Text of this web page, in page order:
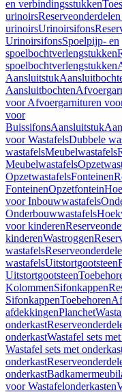
en verbindingsstukken
urinoirs
urinoirsUrinoirsifons
UrinoirsifonsSpoelpijp- en
spoelbochtverlengstukken
spoelbochtverlengstukken
Aansluitstuk
Aansluitbochten
voor Afvoergarnituren
voor
BuissifonsAansluitstuk
voor WastafelsDubbele
wastafelsMeubelwastafels
Meubelwastafels
OpzetwastafelsFonteinen
FonteinenOpzetfontein
voor Inbouwwastafels
Onderbouwwastafels
voor kinderen
kinderenWastroggen
wastafels
wastafelsUitstortgootsteen
Uitstortgootsteen
KolommenSifonkappen
SifonkappenToebehoren
afdekkingenPlanchet
onderkast
onderkastWastafel sets
Wastafel sets met
onderkast
onderkast
voor Wastafelonderkasten